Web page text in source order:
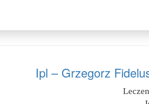
Ipl – Grzegorz